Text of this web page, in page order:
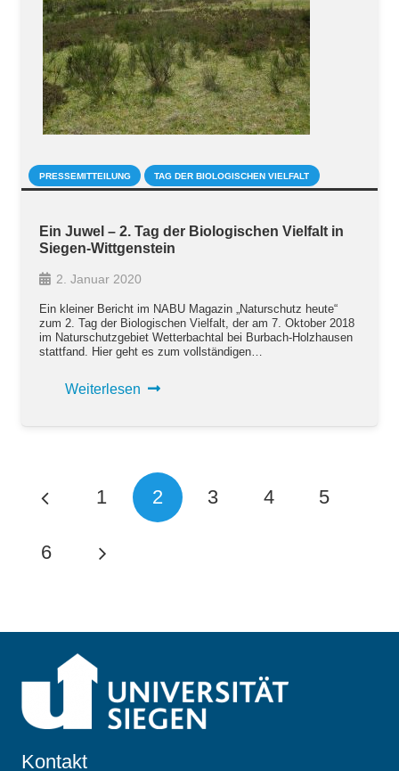
PRESSEMITTEILUNG TAG DER BIOLOGISCHEN VIELFALT
Ein Juwel – 2. Tag der Biologischen Vielfalt in
Siegen-Wittgenstein
2. Januar 2020
Ein kleiner Bericht im NABU Magazin „Naturschutz heute“
zum 2. Tag der Biologischen Vielfalt, der am 7. Oktober 2018
im Naturschutzgebiet Wetterbachtal bei Burbach-Holzhausen
stattfand. Hier geht es zum vollständigen…
Weiterlesen
1 2 3 4 5
6
Kontakt